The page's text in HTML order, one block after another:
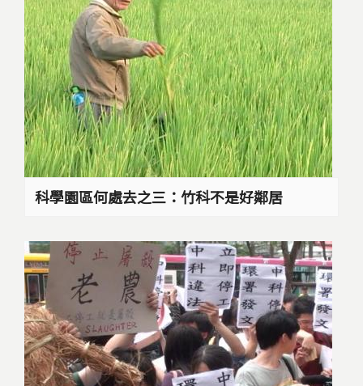
科學園區何處去之三：竹科不是好鄰居